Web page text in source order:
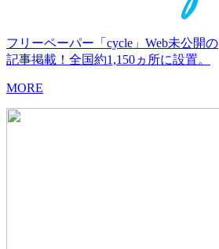
フリーペーパー「cycle」Web未公開の
記事掲載！全国約1,150ヵ所に設置。
MORE